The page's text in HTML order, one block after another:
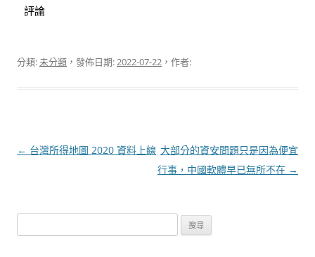
評論
分類:未分類 ，發佈日期:2022-07-22 ，作者:
文
← 台灣所得地圖 2020 資料上線 大部分的資安問題只是因為便宜
行事，中國軟體早已無所不在 →
尋